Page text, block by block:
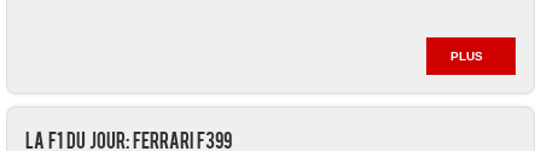
PLUS
La F1 du jour: Ferrari F399